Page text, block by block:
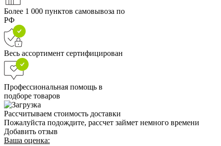
Более 1 000 пунктов самовывоза по
РФ
Весь ассортимент сертифицирован
Профессиональная помощь в
подборе товаров
Рассчитываем стоимость доставки
Пожалуйста подождите, рассчет займет немного времени
Добавить отзыв
Ваша оценка: